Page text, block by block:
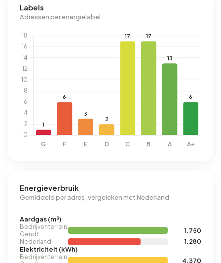
Labels
Adressen per energielabel
Energieverbruik
Gemiddeld per adres, vergeleken met Nederland
Aardgas (m³)
Bedrijventerrein
Gendt
1.750
Nederland
1.280
Elektriciteit (kWh)
Bedrijventerrein
4.370